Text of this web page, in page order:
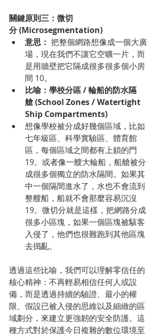
關鍵原則三：微切
分 (Microsegmentation)
意思： 把整個網路想像成一個大廣
場，現在我們不讓它空曠一片，而
是用牆壁把它隔成很多很多個小房
間 10。
比喻：學校分區 / 輪船的防水隔
艙 (School Zones / Watertight
Ship Compartments)
想像學校被分成好幾個區域，比如
七年級區、科學實驗區、體育館
區，每個區域之間都有上鎖的門
19。或者像一艘大輪船，船艙被分
成很多個獨立的防水隔間。如果其
中一個隔間進水了，水也不會流到
整艘船，船就不會那麼容易沉沒
19。微切分就是這樣，把網路分成
很多小區塊，如果一個區塊被駭客
入侵了，他們也很難跑到其他區塊
去搗亂。
透過這些比喻，我們可以理解零信任的
核心精神：不再輕易相信任何人或設
備，而是透過持續的驗證、最小的權
限、假設已被入侵的思維以及細緻的區
域劃分，來建立更強韌的安全防護。這
種方式對於保護今日複雜的數位環境至